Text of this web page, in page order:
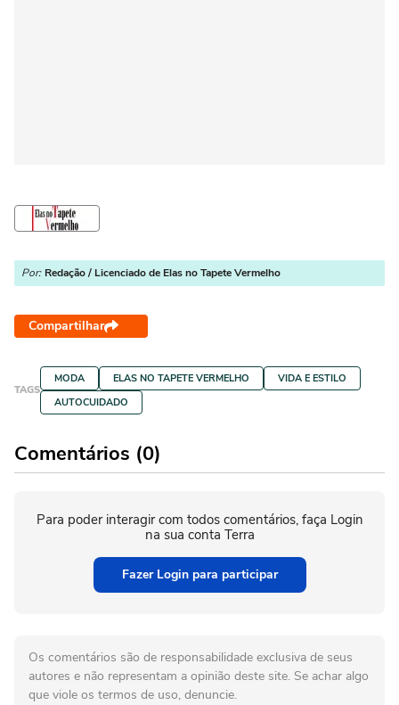
Por: Redação / Licenciado de Elas no Tapete Vermelho
Compartilhar
TAGS
MODA ELAS NO TAPETE VERMELHO
VIDA E ESTILO
AUTOCUIDADO
Comentários (0)
Para poder interagir com todos comentários, faça Login
na sua conta Terra
Fazer Login para participar
Os comentários são de responsabilidade exclusiva de seus
autores e não representam a opinião deste site. Se achar algo
que viole os termos de uso, denuncie.